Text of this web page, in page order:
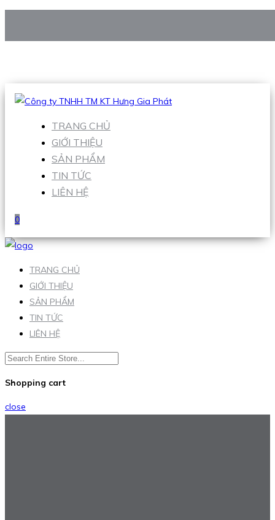
Hotline:0938 906 663
TRANG CHỦ
GIỚI THIỆU
SẢN PHẨM
TIN TỨC
LIÊN HỆ
0
TRANG CHỦ
GIỚI THIỆU
SẢN PHẨM
TIN TỨC
LIÊN HỆ
Shopping cart
close